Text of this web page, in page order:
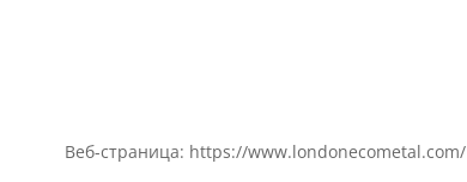
Веб-страница: https://www.londonecometal.com/